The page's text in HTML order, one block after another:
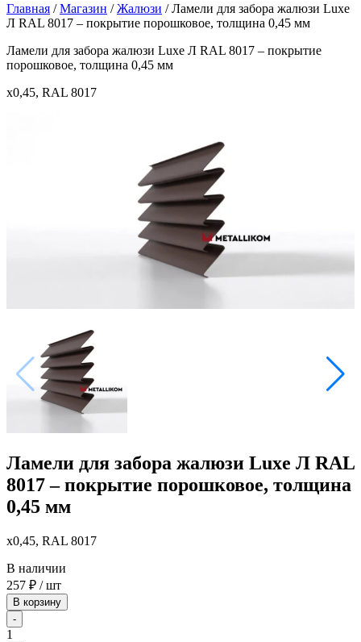
Главная /Магазин /Жалюзи /Ламели для забора жалюзи Luxe
Л RAL 8017 – покрытие порошковое, толщина 0,45 мм
Ламели для забора жалюзи Luxe Л RAL 8017 – покрытие
порошковое, толщина 0,45 мм
x0,45, RAL 8017
Ламели для забора жалюзи Luxe Л RAL
8017 – покрытие порошковое, толщина
0,45 мм
x0,45, RAL 8017
В наличии
257 ₽ / шт
В корзину
-
1